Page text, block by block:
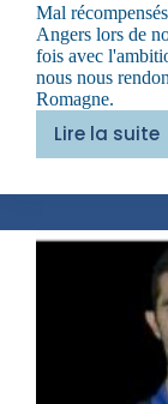
Mal
Angers lors de
fois avec
nous nous
Romagne.
Lire la suite
En
de